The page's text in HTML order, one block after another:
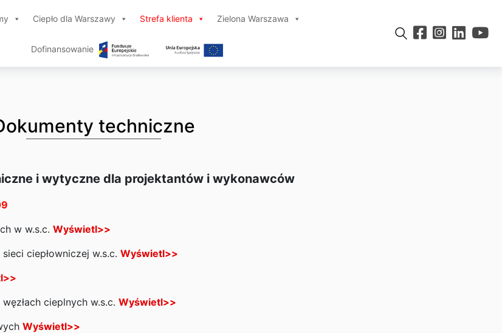
Ciepło dla Warszawy Strefa klienta Zielona Warszawa
Dofinansowanie
techniczne
i wytyczne dla projektantów i wykonawców
w w.s.c. Wyświetl>>
ciepłowniczej w.s.c. Wyświetl>>
cieplnych w.s.c. Wyświetl>>
Wyświetl>>